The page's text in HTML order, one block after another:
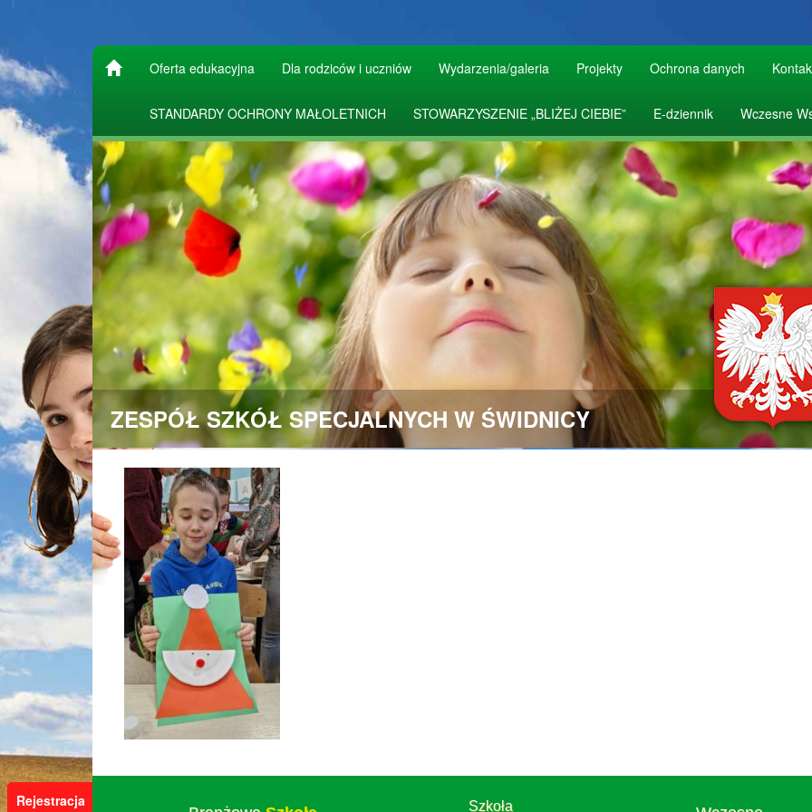
Oferta edukacyjna Dla rodziców i uczniów Wydarzenia/galeria Projekty Ochrona danych
STANDARDY OCHRONY MAŁOLETNICH STOWARZYSZENIE „BLIŻEJ CIEBIE” E-dziennik Wczesne
Rejestracja
ZESPÓŁ SZKÓŁ SPECJALNYCH W ŚWIDNICY
Szkoła